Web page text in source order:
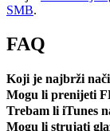
SMB.
FAQ
Koji je najbrži
Mogu li prenijeti
Trebam li iTunes
Mogu li strujati